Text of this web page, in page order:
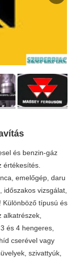
és benzin-gáz
értékesítés.
emelőgép, daru
vizsgálat,
Különböző típusú és
és 4 hengeres,
cserével vagy
szivattyúk,